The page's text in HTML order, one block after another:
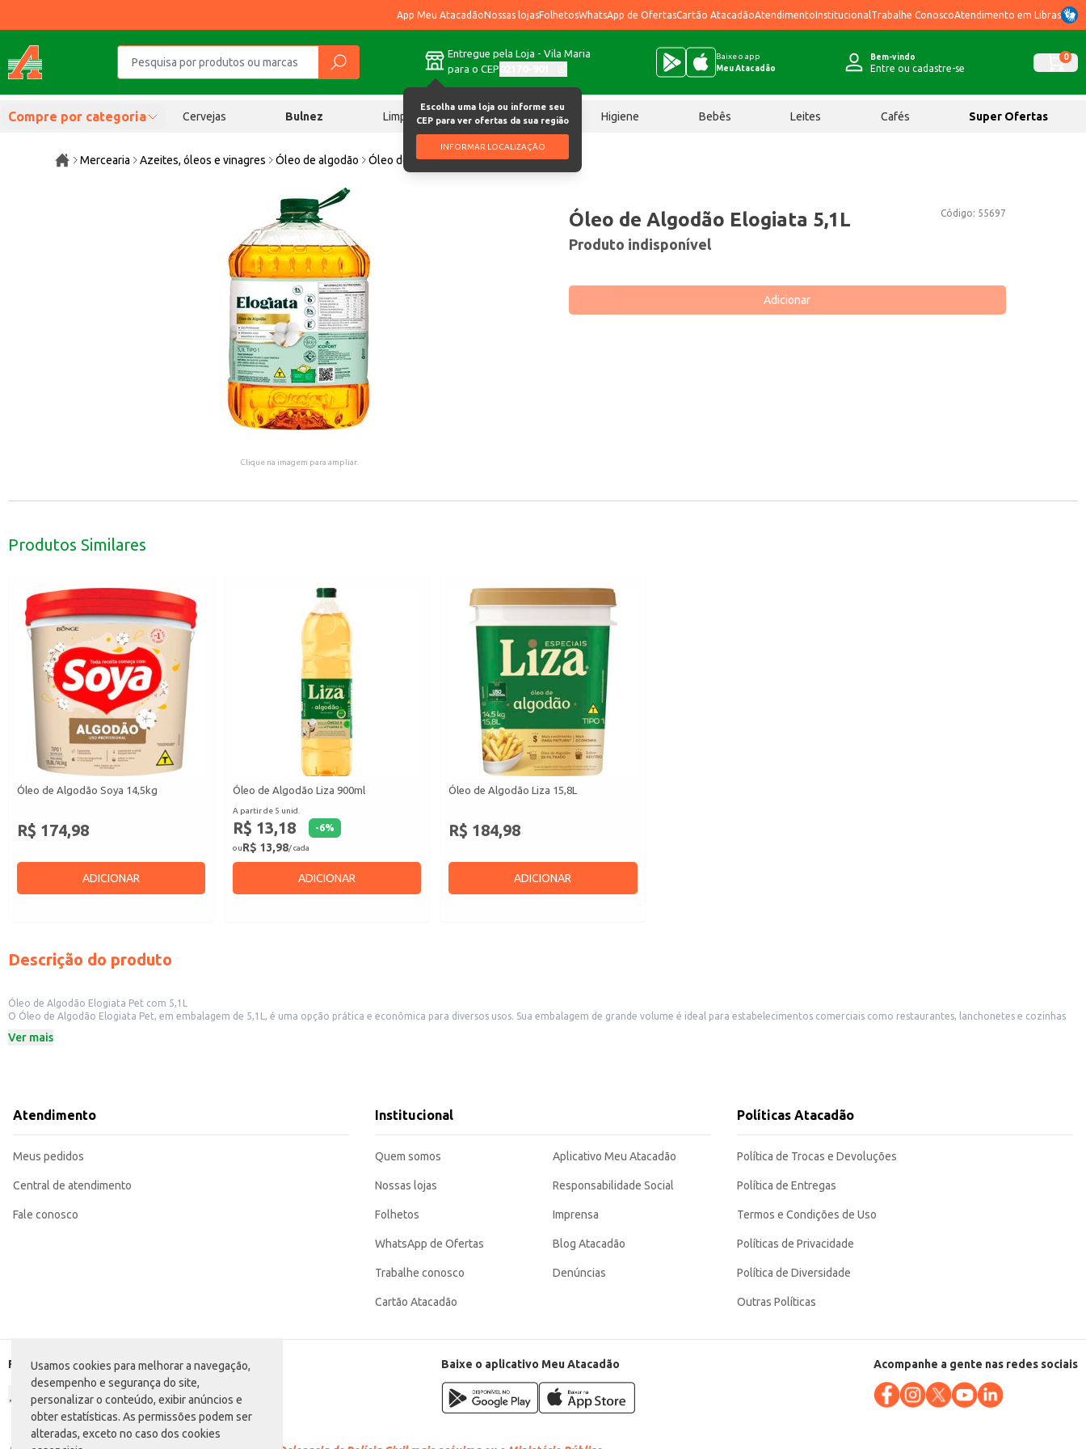
Usamos cookies para melhorar a navegação,
desempenho e segurança do site,
personalizar o conteúdo, exibir anúncios e
obter estatísticas. As permissões podem ser
alteradas, exceto no caso dos cookies
App Meu AtacadãoNossas lojasFolhetosWhatsApp de OfertasCartão AtacadãoAtendimentoInstitucional Trabalhe ConoscoAtendimento em Libras
Entregue pela Loja - Vila Maria
para o CEP
Escolha uma loja ou informe seu
CEP para ver ofertas da sua região
INFORMAR LOCALIZAÇÃO
Baixe o app
Meu Atacadão
Bem-vindo
Entre ou cadastre-se
0
Compre por categoria Cervejas Bulnez Limpeza Chocolates Higiene Bebês Leites Cafés Super Ofertas
Mercearia Azeites, óleos e vinagres Óleo de algodão Óleo de Algodão Elogiata 5,1L
Clique na imagem para ampliar.
Código: 55697
Óleo de Algodão Elogiata 5,1L
Produto indisponível
Adicionar
Produtos Similares
Óleo de Algodão Soya 14,5kg
R$ 174,98
ADICIONAR
Óleo de Algodão Liza 900ml
A partir de 5 unid.
R$ 13,18 -6%
ouR$ 13,98/ cada
ADICIONAR
Óleo de Algodão Liza 15,8L
R$ 184,98
ADICIONAR
Descrição do produto
Óleo de Algodão Elogiata Pet com 5,1L
O Óleo de Algodão Elogiata Pet, em embalagem de 5,1L, é uma opção prática e econômica para diversos usos. Sua embalagem de grande volume é ideal para estabelecimentos comerciais como restaurantes, lanchonetes e cozinhas
Embalagem de 5,1L
Recomendado para uso doméstico em famílias que consomem grandes quantidades de óleo.
O Óleo de Algodão Elogiata Pet em sua embalagem de 5,1L oferece praticidade e rendimento, sendo uma escolha inteligente para quem busca economia e eficiência na cozinha, seja em casa ou em estabelecimentos comerciais.
Ver mais
Atendimento
Meus pedidos
Central de atendimento
Fale conosco
Institucional
Quem somos
Nossas lojas
Folhetos
WhatsApp de Ofertas
Trabalhe conosco
Cartão Atacadão
Aplicativo Meu Atacadão
Responsabilidade Social
Imprensa
Blog Atacadão
Denúncias
Políticas Atacadão
Política de Trocas e Devoluções
Política de Entregas
Termos e Condições de Uso
Políticas de Privacidade
Política de Diversidade
Outras Políticas
Formas de pagamento Baixe o aplicativo Meu Atacadão Acompanhe a gente nas redes sociais